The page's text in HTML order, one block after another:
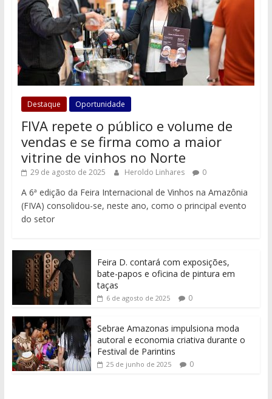
Destaque Oportunidade
FIVA repete o público e volume de
vendas e se firma como a maior
vitrine de vinhos no Norte
29 de agosto de 2025 Heroldo Linhares 0
A 6ª edição da Feira Internacional de Vinhos na Amazônia
(FIVA) consolidou-se, neste ano, como o principal evento
do setor
Feira D. contará com exposições,
bate-papos e oficina de pintura em
taças
6 de agosto de 2025 0
Sebrae Amazonas impulsiona moda
autoral e economia criativa durante o
Festival de Parintins
25 de junho de 2025 0